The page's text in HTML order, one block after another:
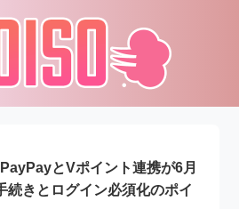
PayPayとVポイント連携が6月
きとログイン必須化のポイ